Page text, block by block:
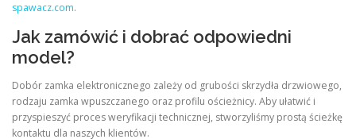
spawacz.com.
Jak zamówić i dobrać odpowiedni
model?
Dobór zamka elektronicznego zależy od grubości skrzydła drzwiowego,
rodzaju zamka wpuszczanego oraz profilu ościeżnicy. Aby ułatwić i
przyspieszyć proces weryfikacji technicznej, stworzyliśmy prostą ścieżkę
kontaktu dla naszych klientów.